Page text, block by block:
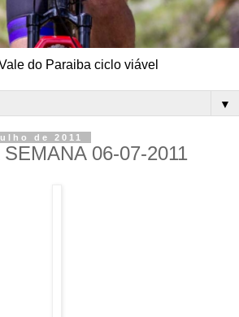
do Paraiba ciclo viável
▼
de 2011
06-07-2011